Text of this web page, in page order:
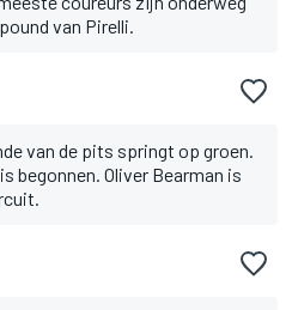
van Pirelli.
van de pits springt op groen.
begonnen. Oliver Bearman is